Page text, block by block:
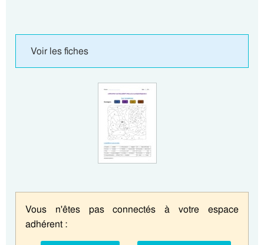
Voir les fiches
Vous n'êtes pas connectés à votre espace
adhérent :